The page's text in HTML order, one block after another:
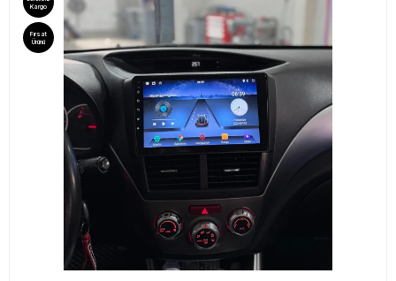
Kargo
Fırsat
Ürünü